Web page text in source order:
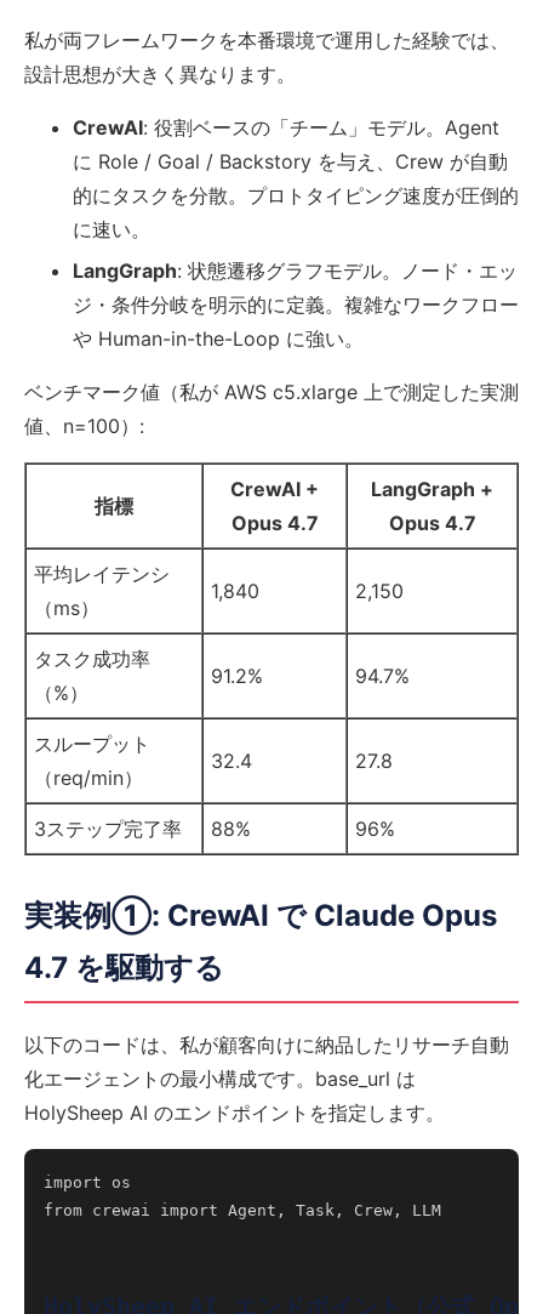
私が両フレームワークを本番環境で運用した経験では、
設計思想が大きく異なります。
CrewAI: 役割ベースの「チーム」モデル。Agent
に Role / Goal / Backstory を与え、Crew が自動
的にタスクを分散。プロトタイピング速度が圧倒的
に速い。
LangGraph: 状態遷移グラフモデル。ノード・エッ
ジ・条件分岐を明示的に定義。複雑なワークフロー
や Human-in-the-Loop に強い。
ベンチマーク値（私が AWS c5.xlarge 上で測定した実測
値、n=100）:
指標
CrewAI +
Opus 4.7
LangGraph +
Opus 4.7
平均レイテンシ
（ms）
1,840 2,150
タスク成功率
（%）
91.2% 94.7%
スループット
（req/min）
32.4 27.8
3ステップ完了率 88% 96%
実装例①: CrewAI で Claude Opus
4.7 を駆動する
以下のコードは、私が顧客向けに納品したリサーチ自動
化エージェントの最小構成です。base_url は
HolySheep AI のエンドポイントを指定します。
import os
from crewai import Agent, Task, Crew, LLM
HolySheep AI エンドポイント（公式